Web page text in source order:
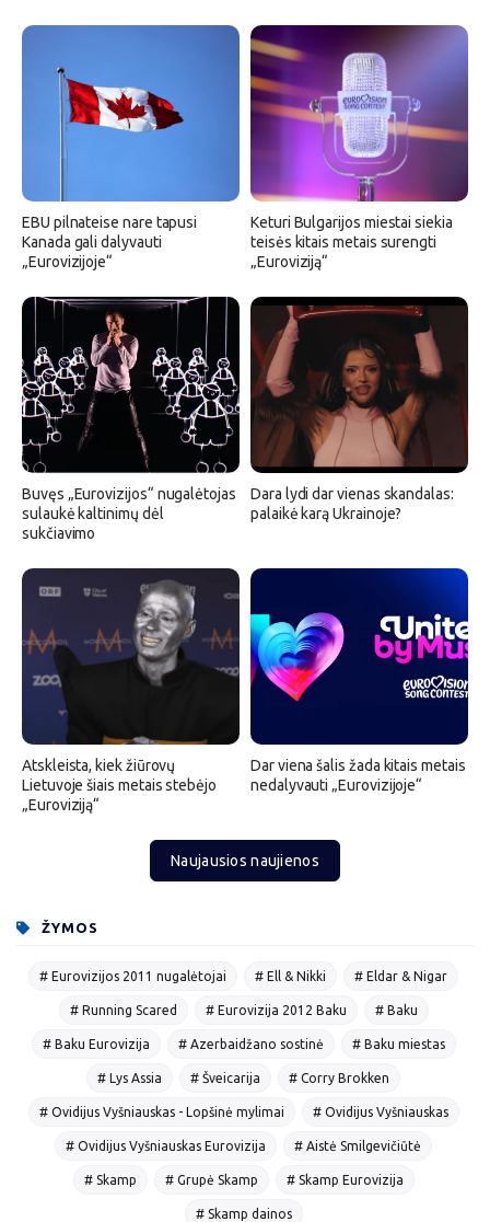
EBU pilnateise nare tapusi
Kanada gali dalyvauti
„Eurovizijoje“
Keturi Bulgarijos miestai siekia
teisės kitais metais surengti
„Euroviziją“
Buvęs „Eurovizijos“ nugalėtojas
sulaukė kaltinimų dėl
sukčiavimo
Dara lydi dar vienas skandalas:
palaikė karą Ukrainoje?
Atskleista, kiek žiūrovų
Lietuvoje šiais metais stebėjo
„Euroviziją“
Dar viena šalis žada kitais metais
nedalyvauti „Eurovizijoje“
Naujausios naujienos
ŽYMOS
# Eurovizijos 2011 nugalėtojai # Ell & Nikki # Eldar & Nigar
# Running Scared # Eurovizija 2012 Baku # Baku
# Baku Eurovizija # Azerbaidžano sostinė # Baku miestas
# Lys Assia # Šveicarija # Corry Brokken
# Ovidijus Vyšniauskas - Lopšinė mylimai # Ovidijus Vyšniauskas
# Ovidijus Vyšniauskas Eurovizija # Aistė Smilgevičiūtė
# Skamp # Grupė Skamp # Skamp Eurovizija
# Skamp dainos